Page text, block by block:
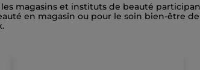
magasins et instituts de beauté
en magasin ou pour le soin bien-être